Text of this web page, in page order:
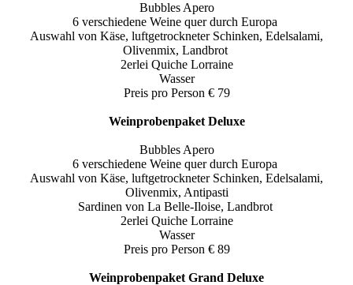
Bubbles Apero
6 verschiedene Weine quer durch Europa
Auswahl von Käse, luftgetrockneter Schinken, Edelsalami,
Olivenmix, Landbrot
2erlei Quiche Lorraine
Wasser
Preis pro Person € 79
Weinprobenpaket Deluxe
Bubbles Apero
6 verschiedene Weine quer durch Europa
Auswahl von Käse, luftgetrockneter Schinken, Edelsalami,
Olivenmix, Antipasti
Sardinen von La Belle-Iloise, Landbrot
2erlei Quiche Lorraine
Wasser
Preis pro Person € 89
Weinprobenpaket Grand Deluxe